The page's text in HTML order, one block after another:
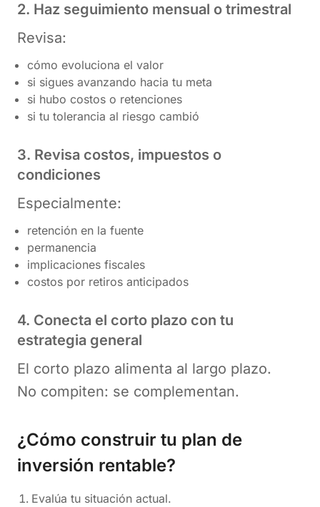
2. Haz seguimiento mensual o trimestral
Revisa:
cómo evoluciona el valor
si sigues avanzando hacia tu meta
si hubo costos o retenciones
si tu tolerancia al riesgo cambió
3. Revisa costos, impuestos o
condiciones
Especialmente:
retención en la fuente
permanencia
implicaciones fiscales
costos por retiros anticipados
4. Conecta el corto plazo con tu
estrategia general
El corto plazo alimenta al largo plazo.
No compiten: se complementan.
¿Cómo construir tu plan de
inversión rentable?
Evalúa tu situación actual.